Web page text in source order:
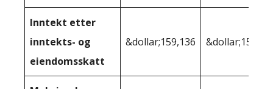
Inntekt etter
inntekts- og
eiendomsskatt
&dollar;159,136